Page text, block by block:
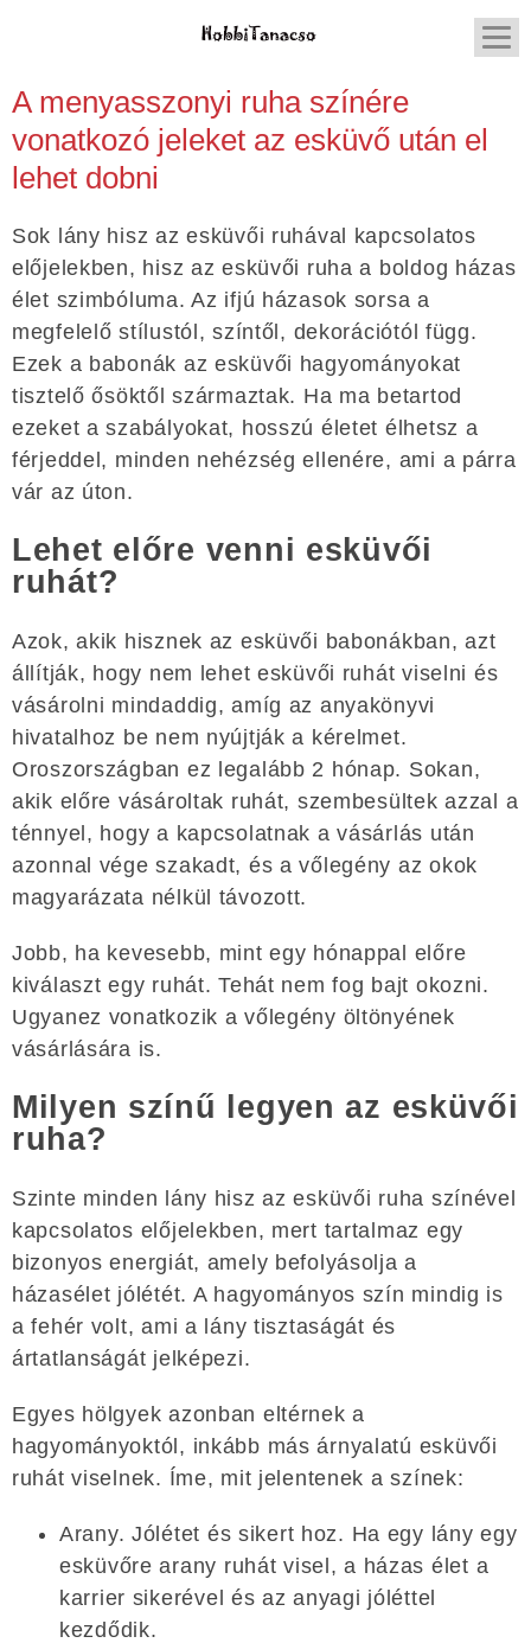
A menyasszonyi ruha színére
vonatkozó jeleket az esküvő után el
lehet dobni
Sok lány hisz az esküvői ruhával kapcsolatos
előjelekben, hisz az esküvői ruha a boldog házas
élet szimbóluma. Az ifjú házasok sorsa a
megfelelő stílustól, színtől, dekorációtól függ.
Ezek a babonák az esküvői hagyományokat
tisztelő ősöktől származtak. Ha ma betartod
ezeket a szabályokat, hosszú életet élhetsz a
férjeddel, minden nehézség ellenére, ami a párra
vár az úton.
Lehet előre venni esküvői
ruhát?
Azok, akik hisznek az esküvői babonákban, azt
állítják, hogy nem lehet esküvői ruhát viselni és
vásárolni mindaddig, amíg az anyakönyvi
hivatalhoz be nem nyújtják a kérelmet.
Oroszországban ez legalább 2 hónap. Sokan,
akik előre vásároltak ruhát, szembesültek azzal a
ténnyel, hogy a kapcsolatnak a vásárlás után
azonnal vége szakadt, és a vőlegény az okok
magyarázata nélkül távozott.
Jobb, ha kevesebb, mint egy hónappal előre
kiválaszt egy ruhát. Tehát nem fog bajt okozni.
Ugyanez vonatkozik a vőlegény öltönyének
vásárlására is.
Milyen színű legyen az esküvői
ruha?
Szinte minden lány hisz az esküvői ruha színével
kapcsolatos előjelekben, mert tartalmaz egy
bizonyos energiát, amely befolyásolja a
házasélet jólétét. A hagyományos szín mindig is
a fehér volt, ami a lány tisztaságát és
ártatlanságát jelképezi.
Egyes hölgyek azonban eltérnek a
hagyományoktól, inkább más árnyalatú esküvői
ruhát viselnek. Íme, mit jelentenek a színek:
Arany. Jólétet és sikert hoz. Ha egy lány egy
esküvőre arany ruhát visel, a házas élet a
karrier sikerével és az anyagi jóléttel
kezdődik.